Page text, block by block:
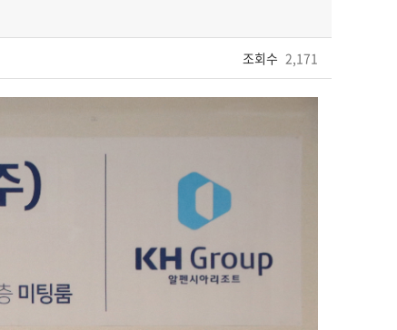
조회수 2,171